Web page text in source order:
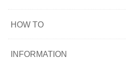
HOW TO
INFORMATION